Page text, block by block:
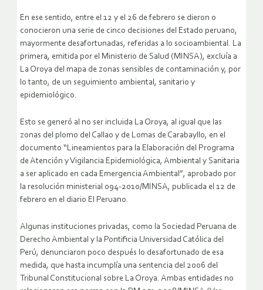
En ese sentido, entre el 12 y el 26 de febrero se dieron o
conocieron una serie de cinco decisiones del Estado peruano,
mayormente desafortunadas, referidas a lo socioambiental. La
primera, emitida por el Ministerio de Salud (MINSA), excluía a
La Oroya del mapa de zonas sensibles de contaminación y, por
lo tanto, de un seguimiento ambiental, sanitario y
epidemiológico.
Esto se generó al no ser incluida La Oroya, al igual que las
zonas del plomo del Callao y de Lomas de Carabayllo, en el
documento “Lineamientos para la Elaboración del Programa
de Atención y Vigilancia Epidemiológica, Ambiental y Sanitaria
a ser aplicado en cada Emergencia Ambiental”, aprobado por
la resolución ministerial 094-2010/MINSA, publicada el 12 de
febrero en el diario El Peruano.
Algunas instituciones privadas, como la Sociedad Peruana de
Derecho Ambiental y la Pontificia Universidad Católica del
Perú, denunciaron poco después lo desafortunado de esa
medida, que hasta incumplía una sentencia del 2006 del
Tribunal Constitucional sobre La Oroya. Ambas entidades no